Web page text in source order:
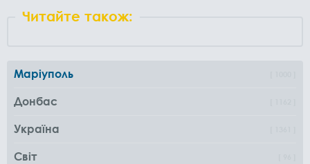
Читайте також:
Маріуполь
Донбас
Україна
Світ